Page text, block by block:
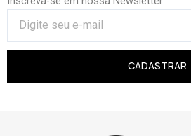
CADASTRAR